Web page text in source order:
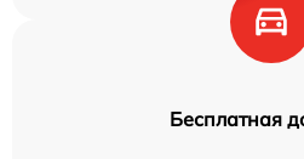
Бесплатная